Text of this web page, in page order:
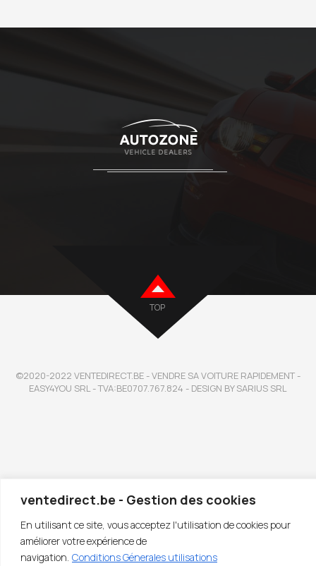
ventedirect.be - Gestion des cookies
En utilisant ce site, vous acceptez l'utilisation de cookies pour
améliorer votre expérience de
navigation. Conditions Génerales utilisations
TOP
©2020-2022 VENTEDIRECT.BE - VENDRE SA VOITURE RAPIDEMENT -
EASY4YOU SRL - TVA:BE0707.767.824 - DESIGN BY SARIUS SRL